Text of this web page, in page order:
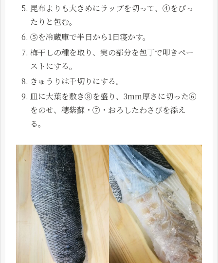
昆布よりも大きめにラップを切って、④をぴっ
たりと包む。
⑤を冷蔵庫で半日から1日寝かす。
梅干しの種を取り、実の部分を包丁で叩きペー
ストにする。
きゅうりは千切りにする。
皿に大葉を敷き⑧を盛り、3mm厚さに切った⑥
をのせ、穂紫蘇・⑦・おろしたわさびを添え
る。